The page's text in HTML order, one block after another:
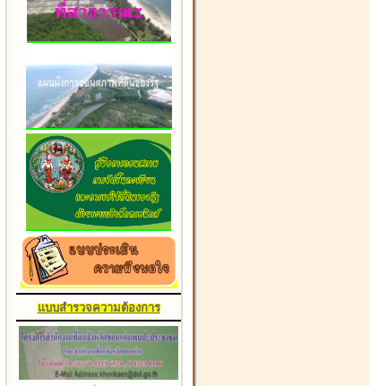
แบบสำรวจความต้องการ